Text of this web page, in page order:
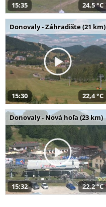
15:35 24,5 °C
Donovaly - Záhradište (21 km)
15:30 22,4 °C
Donovaly - Nová hoľa (23 km)
15:32 22,2 °C